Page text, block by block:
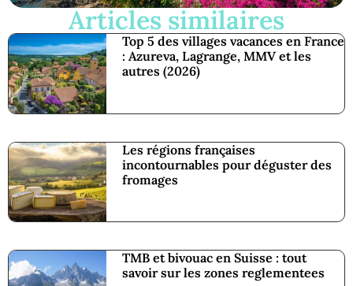
Articles similaires
Top 5 des villages vacances en France
: Azureva, Lagrange, MMV et les
autres (2026)
Les régions françaises
incontournables pour déguster des
fromages
TMB et bivouac en Suisse : tout
savoir sur les zones reglementees